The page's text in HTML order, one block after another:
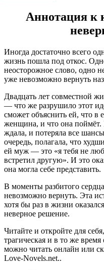
Аннотация к
Иногда достаточно всего
жизнь пошла под откос.
неосторожное слово, одно
уже невозможно вернуть
Двадцать лет совместной
— что же разрушило этот
сможет объяснить ей, что в
женщина, и что она
ждала, и потеряла все
очередь, полагала, что
ей муж — это «я тебя не
встретил другую». И это
она могла себе представить.
В моменты разбитого
невозможно вернуть. Эта
хотя бы раз в жизни
неверное решение.
Читайте и откройте для
трагическая и в то же
можно читать онлайн или
Love-Novels.net..